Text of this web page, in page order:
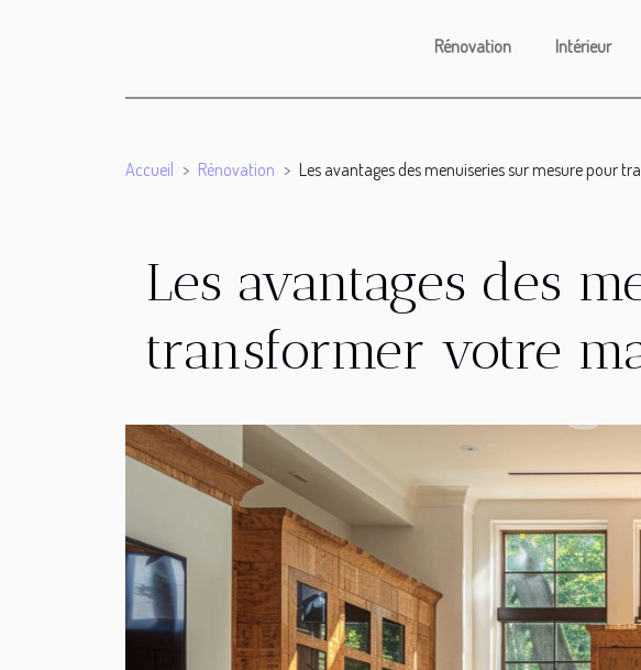
Rénovation Intérieur
Accueil Rénovation Les avantages des menuiseries sur mesure pour
Les avantages des
transformer votre